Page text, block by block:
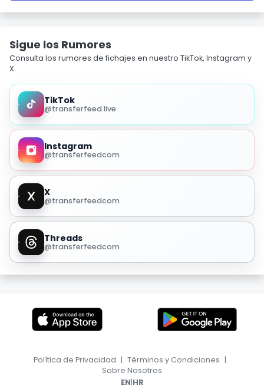
Sigue los Rumores
Consulta los rumores de fichajes en nuestro TikTok, Instagram y
X.
TikTok
@transferfeed.live
Instagram
@transferfeedcom
X
@transferfeedcom
Threads
@transferfeedcom
Política de Privacidad | Términos y Condiciones |
Sobre Nosotros
EN|HR